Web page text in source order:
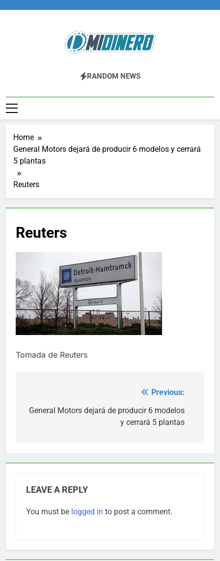
Midinero.co
Fintech, Criptomonedas
RANDOM NEWS
Home
General Motors dejará de producir 6 modelos y cerrará
5 plantas
Reuters
Reuters
Tomada de Reuters
navigation
Previous:
General Motors dejará de producir 6 modelos
y cerrará 5 plantas
LEAVE A REPLY
You must be logged in to post a comment.